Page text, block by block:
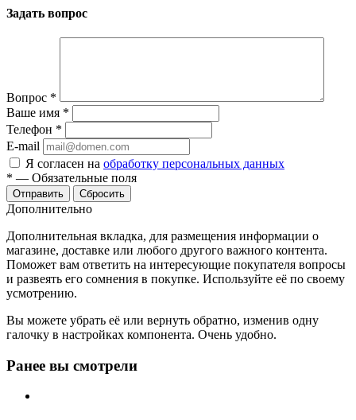
Задать вопрос
Вопрос *
Ваше имя *
Телефон *
E-mail
Я согласен на обработку персональных данных
* — Обязательные поля
Отправить Сбросить
Дополнительно
Дополнительная вкладка, для размещения информации о
магазине, доставке или любого другого важного контента.
Поможет вам ответить на интересующие покупателя вопросы
и развеять его сомнения в покупке. Используйте её по своему
усмотрению.
Вы можете убрать её или вернуть обратно, изменив одну
галочку в настройках компонента. Очень удобно.
Ранее вы смотрели